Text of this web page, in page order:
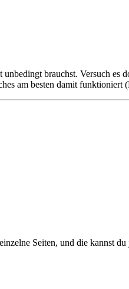
brauchst. Versuch es
am besten damit
Seiten, und die kannst